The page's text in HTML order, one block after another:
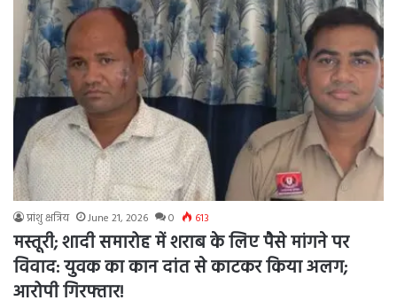
प्रांशु क्षत्रिय June 21, 2026 0 613
मस्तूरी; शादी समारोह में शराब के लिए पैसे मांगने पर
विवाद: युवक का कान दांत से काटकर किया अलग;
आरोपी गिरफ्तार!